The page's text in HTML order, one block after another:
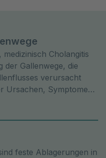
Cholangitis
der Gallenwege, die
verursacht
Ursachen, Symptome
feste Ablagerungen in